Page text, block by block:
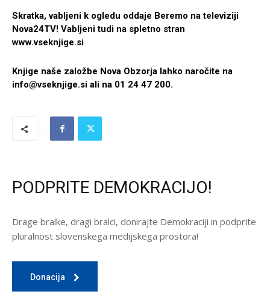
Skratka, vabljeni k ogledu oddaje Beremo na televiziji
Nova24TV! Vabljeni tudi na spletno stran
www.vseknjige.si
Knjige naše založbe Nova Obzorja lahko naročite na
info@vseknjige.si ali na 01 24 47 200.
PODPRITE DEMOKRACIJO!
Drage bralke, dragi bralci, donirajte Demokraciji in podprite
pluralnost slovenskega medijskega prostora!
Donacija